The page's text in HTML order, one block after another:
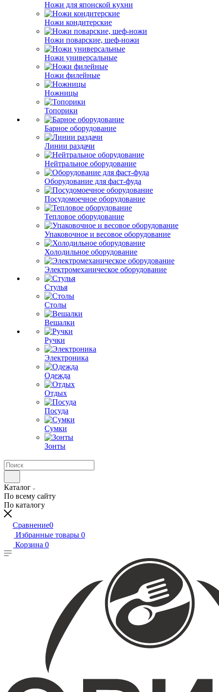
Ножи для японской кухни
Ножи кондитерские
Ножи поварские, шеф-ножи
Ножи универсальные
Ножи филейные
Ножницы
Топорики
Барное оборудование
Линии раздачи
Нейтральное оборудование
Оборудование для фаст-фуда
Посудомоечное оборудование
Тепловое оборудование
Упаковочное и весовое оборудование
Холодильное оборудование
Электромеханическое оборудование
Стулья
Столы
Вешалки
Ручки
Электроника
Одежда
Отдых
Посуда
Сумки
Зонты
Каталог
По всему сайту
По каталогу
Сравнение0
Избранные товары 0
Корзина 0